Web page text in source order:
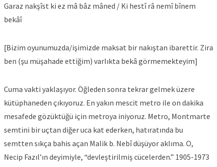
Garaz nakşîst ki ez mâ bâz mâned / Ki hestî râ nemî bînem
bekâî
[Bizim oyunumuzda/işimizde maksat bir nakıştan ibarettir. Zira
ben (şu müşahade ettiğim) varlıkta bekâ görmemekteyim]
Cuma vakti yaklaşıyor. Öğleden sonra tekrar gelmek üzere
kütüphaneden çıkıyoruz. En yakın mescit metro ile on dakika
mesafede gözüktüğü için metroya iniyoruz. Metro, Montmarte
semtini bir uçtan diğer uca kat ederken, hatıratında bu
semtten sıkça bahis açan Malik b. Nebî düşüyor aklıma. O,
Necip Fazıl’ın deyimiyle, “devleştirilmiş cücelerden.” 1905-1973